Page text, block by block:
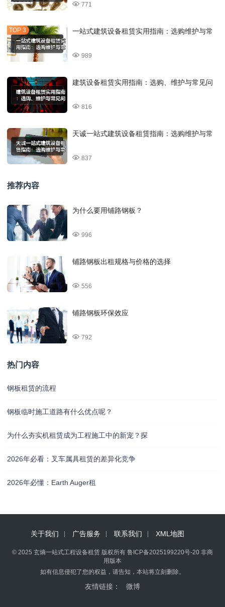
771
一站式建筑设备租赁实用指南：选购维护与常
989
建筑设备租赁实用指南：选购、维护与常见问
816
天诚一站式建筑设备租赁指南：选购维护与常
837
推荐内容
为什么要用铺路钢板？
996
铺路钢板出租规格与价格的选择
556
铺路钢板环保效应
792
热门内容
钢板租赁的流程
钢板临时施工道路有什么优点呢？
为什么夯实机租赁成为工程施工中的新宠？探
2026年必看：叉车属具租赁的差异化竞争
2026年必懂：Earth Auger租
关于我们 广告服务 联系我们 XML地图
© 2025 玄熵一站式工程设备租赁 版权所有 鲁ICP备2025199220号-20 非商
用版本
如有信息侵犯了您的权益，请告知，本站将立刻删除。
友情链接： 微博